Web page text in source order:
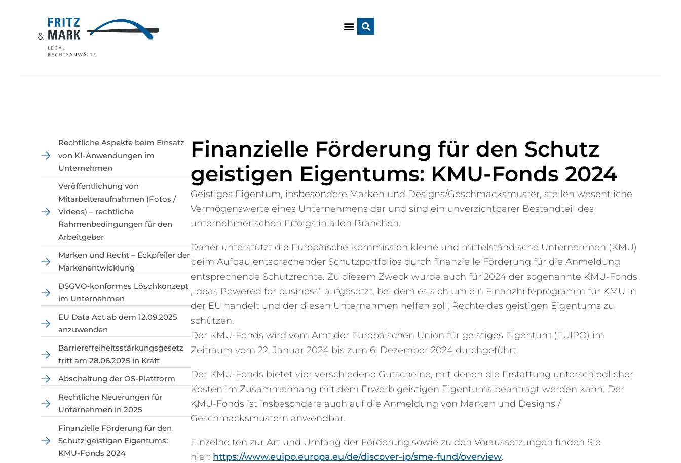
Rechtliche Aspekte beim Einsatz
von KI-Anwendungen im
Unternehmen
Veröffentlichung von
Mitarbeiteraufnahmen (Fotos /
Videos) – rechtliche
Rahmenbedingungen für den
Arbeitgeber
Marken und Recht – Eckpfeiler der
Markenentwicklung
DSGVO‑konformes Löschkonzept
im Unternehmen
EU Data Act ab dem 12.09.2025
anzuwenden
Barrierefreiheitsstärkungsgesetz
tritt am 28.06.2025 in Kraft
Abschaltung der OS-Plattform
Rechtliche Neuerungen für
Unternehmen in 2025
Finanzielle Förderung für den
Schutz geistigen Eigentums:
KMU-Fonds 2024
Finanzielle Förderung für den Schutz
geistigen Eigentums: KMU-Fonds 2024
Geistiges Eigentum, insbesondere Marken und Designs/Geschmacksmuster, stellen wesentliche
Vermögenswerte eines Unternehmens dar und sind ein unverzichtbarer Bestandteil des
unternehmerischen Erfolgs in allen Branchen.
Daher unterstützt die Europäische Kommission kleine und mittelständische Unternehmen (KMU)
beim Aufbau entsprechender Schutzportfolios durch finanzielle Förderung für die Anmeldung
entsprechende Schutzrechte. Zu diesem Zweck wurde auch für 2024 der sogenannte KMU-Fonds
„Ideas Powered for business“ aufgesetzt, bei dem es sich um ein Finanzhilfeprogramm für KMU in
der EU handelt und der diesen Unternehmen helfen soll, Rechte des geistigen Eigentums zu
schützen.
Der KMU-Fonds wird vom Amt der Europäischen Union für geistiges Eigentum (EUIPO) im
Zeitraum vom 22. Januar 2024 bis zum 6. Dezember 2024 durchgeführt.
Der KMU-Fonds bietet vier verschiedene Gutscheine, mit denen die Erstattung unterschiedlicher
Kosten im Zusammenhang mit dem Erwerb geistigen Eigentums beantragt werden kann. Der
KMU-Fonds ist insbesondere auch auf die Anmeldung von Marken und Designs /
Geschmacksmustern anwendbar.
Einzelheiten zur Art und Umfang der Förderung sowie zu den Voraussetzungen finden Sie
hier: https://www.euipo.europa.eu/de/discover-ip/sme-fund/overview.